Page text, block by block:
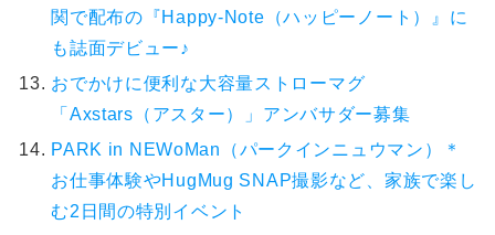
関で配布の『Happy-Note（ハッピーノート）』に
も誌面デビュー♪
おでかけに便利な大容量ストローマグ
「Axstars（アスター）」アンバサダー募集
PARK in NEWoMan（パークインニュウマン）＊
お仕事体験やHugMug SNAP撮影など、家族で楽し
む2日間の特別イベント